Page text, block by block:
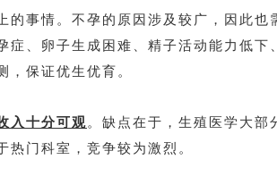
的事情。不孕的原因涉及较广，因此也
、卵子生成困难、精子活动能力低下
，保证优生优育。
入十分可观。缺点在于，生殖医学大部
门科室，竞争较为激烈。